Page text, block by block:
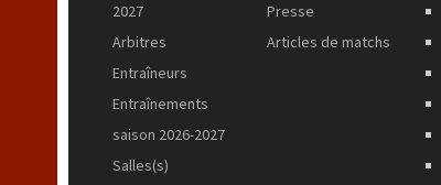
2027
Arbitres
Entraîneurs
Entraînements
saison 2026-2027
Salles(s)
Presse
Articles de matchs